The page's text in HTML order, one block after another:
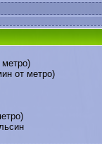
метро)
от метро)